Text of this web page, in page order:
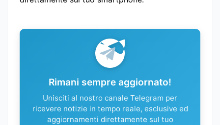
Rimani sempre aggiornato!
Unisciti al nostro canale Telegram per
ricevere notizie in tempo reale, esclusive ed
aggiornamenti direttamente sul tuo